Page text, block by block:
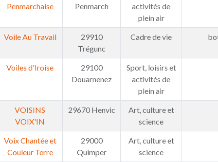
Penmarchaise
Penmarch
activités de
plein air
Voile Au Travail
29910
Trégunc
Cadre de vie
Voiles d'Iroise
29100
Douarnenez
Sport, loisirs et
activités de
plein air
VOISINS
VOIX'IN
29670 Henvic
Art, culture et
science
Voix Chantée et
Couleur Terre
29000
Quimper
Art, culture et
science